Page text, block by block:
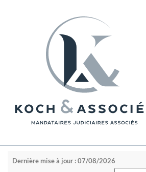
Dernière mise à jour : 07/08/2026